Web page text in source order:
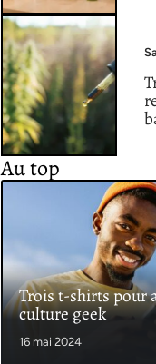
Au top
Trois t-shirts pour
culture geek
16 mai 2024